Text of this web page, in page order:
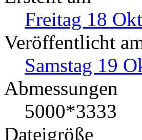
Freitag 18
Veröffentlicht
Samstag 19
Abmessungen
5000*3333
Dateigröße